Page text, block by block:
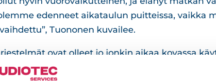
edenneet aikataulun puitteissa, vaikka
Tuononen kuvailee.
ovat olleet jo jonkin aikaa kovassa
AV-suunnitelma, joka ei ollut Studiotecin